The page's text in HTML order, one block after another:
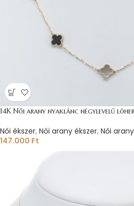
14K Női arany nyaklánc négylevelű
Női ékszer, Női arany ékszer, Női
147.000 Ft